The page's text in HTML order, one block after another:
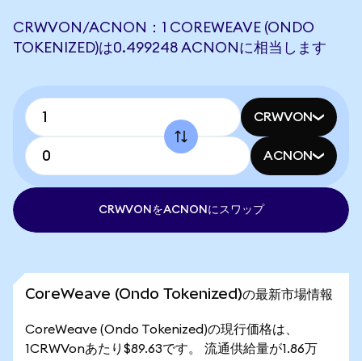
CRWVON/ACNON：1 COREWEAVE (ONDO
TOKENIZED)は0.499248 ACNONに相当します
CRWVON
ACNON
CRWVONをACNONにスワップ
CoreWeave (Ondo Tokenized)の最新市場情報
CoreWeave (Ondo Tokenized)の現行価格は、
1CRWVonあたり$89.63です。 流通供給量が1.86万